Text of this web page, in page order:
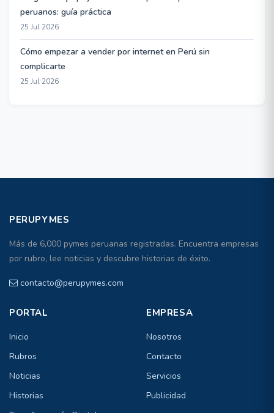
peruanos: guía práctica
25 Jul 2026
Cómo empezar a vender por internet en Perú sin
complicarte
25 Jul 2026
PERUPYMES
Más de 6,000 pymes peruanas registradas. Encuentra empresas
por rubro, lee noticias y descubre historias de éxito.
contacto@perupymes.com
PORTAL
Inicio
Rubros
Noticias
Historias
EMPRESA
Nosotros
Contacto
Servicios
Publicidad